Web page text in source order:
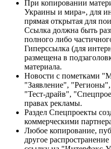
При копировании
Украины и мира», для
прямая открытая для
Ссылка должна быть
полного либо
Гиперссылка (для
размещена в
материала.
Новости с пометками
"Заявление",
"Тест-драйв",
правах рекламы.
Раздел Спецпроекты
коммерческими
Любое копирование,
другое